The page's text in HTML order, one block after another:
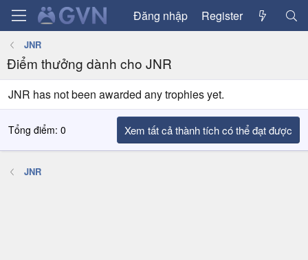
Đăng nhập Register
JNR
Điểm thưởng dành cho JNR
JNR has not been awarded any trophies yet.
Tổng điểm: 0 Xem tất cả thành tích có thể đạt được
JNR